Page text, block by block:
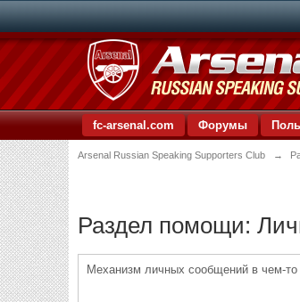
fc-arsenal.com Форумы
Arsenal Russian Speaking Supporters Club →
Раздел помощи:
Механизм личных сообщений в чем-